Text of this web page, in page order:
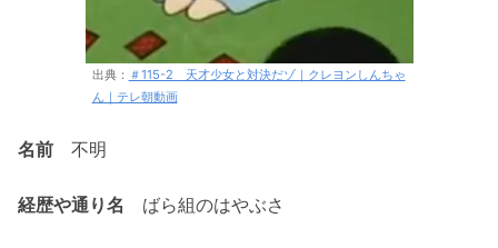
出典： ＃115-2 天才少女と対決だゾ｜クレヨンしんちゃ
ん｜テレ朝動画
名前 不明
経歴や通り名 ばら組のはやぶさ